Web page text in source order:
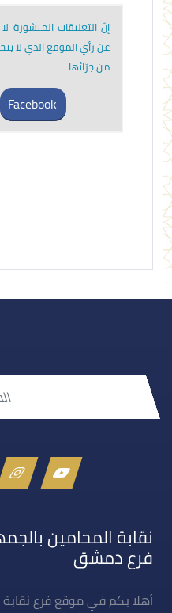
إنّ التعليقات المنشورة
عن رأي الموقع الذي لا
من جرّائها
Facebook
نقابة المحامين
فرع دمشق
أهلا بكم في موقع فرع